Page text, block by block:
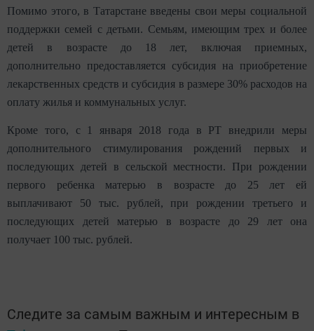
Помимо этого, в Татарстане введены свои меры социальной
поддержки семей с детьми. Семьям, имеющим трех и более
детей в возрасте до 18 лет, включая приемных,
дополнительно предоставляется субсидия на приобретение
лекарственных средств и субсидия в размере 30% расходов на
оплату жилья и коммунальных услуг.
Кроме того, с 1 января 2018 года в РТ внедрили меры
дополнительного стимулирования рождений первых и
последующих детей в сельской местности. При рождении
первого ребенка матерью в возрасте до 25 лет ей
выплачивают 50 тыс. рублей, при рождении третьего и
последующих детей матерью в возрасте до 29 лет она
получает 100 тыс. рублей.
Следите за самым важным и интересным в